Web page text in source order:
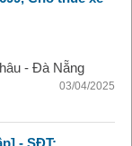
- Đà Nẵng
03/04/2025
- SĐT: